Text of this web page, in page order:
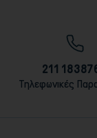
211
Τηλεφωνικές